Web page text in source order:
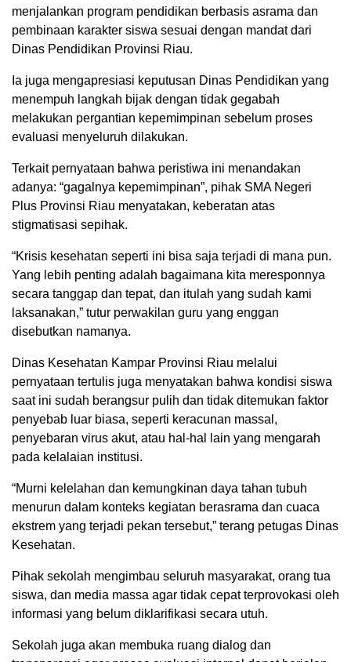
menjalankan program pendidikan berbasis asrama dan
pembinaan karakter siswa sesuai dengan mandat dari
Dinas Pendidikan Provinsi Riau.
Ia juga mengapresiasi keputusan Dinas Pendidikan yang
menempuh langkah bijak dengan tidak gegabah
melakukan pergantian kepemimpinan sebelum proses
evaluasi menyeluruh dilakukan.
Terkait pernyataan bahwa peristiwa ini menandakan
adanya: “gagalnya kepemimpinan”, pihak SMA Negeri
Plus Provinsi Riau menyatakan, keberatan atas
stigmatisasi sepihak.
“Krisis kesehatan seperti ini bisa saja terjadi di mana pun.
Yang lebih penting adalah bagaimana kita meresponnya
secara tanggap dan tepat, dan itulah yang sudah kami
laksanakan,” tutur perwakilan guru yang enggan
disebutkan namanya.
Dinas Kesehatan Kampar Provinsi Riau melalui
pernyataan tertulis juga menyatakan bahwa kondisi siswa
saat ini sudah berangsur pulih dan tidak ditemukan faktor
penyebab luar biasa, seperti keracunan massal,
penyebaran virus akut, atau hal-hal lain yang mengarah
pada kelalaian institusi.
“Murni kelelahan dan kemungkinan daya tahan tubuh
menurun dalam konteks kegiatan berasrama dan cuaca
ekstrem yang terjadi pekan tersebut,” terang petugas Dinas
Kesehatan.
Pihak sekolah mengimbau seluruh masyarakat, orang tua
siswa, dan media massa agar tidak cepat terprovokasi oleh
informasi yang belum diklarifikasi secara utuh.
Sekolah juga akan membuka ruang dialog dan